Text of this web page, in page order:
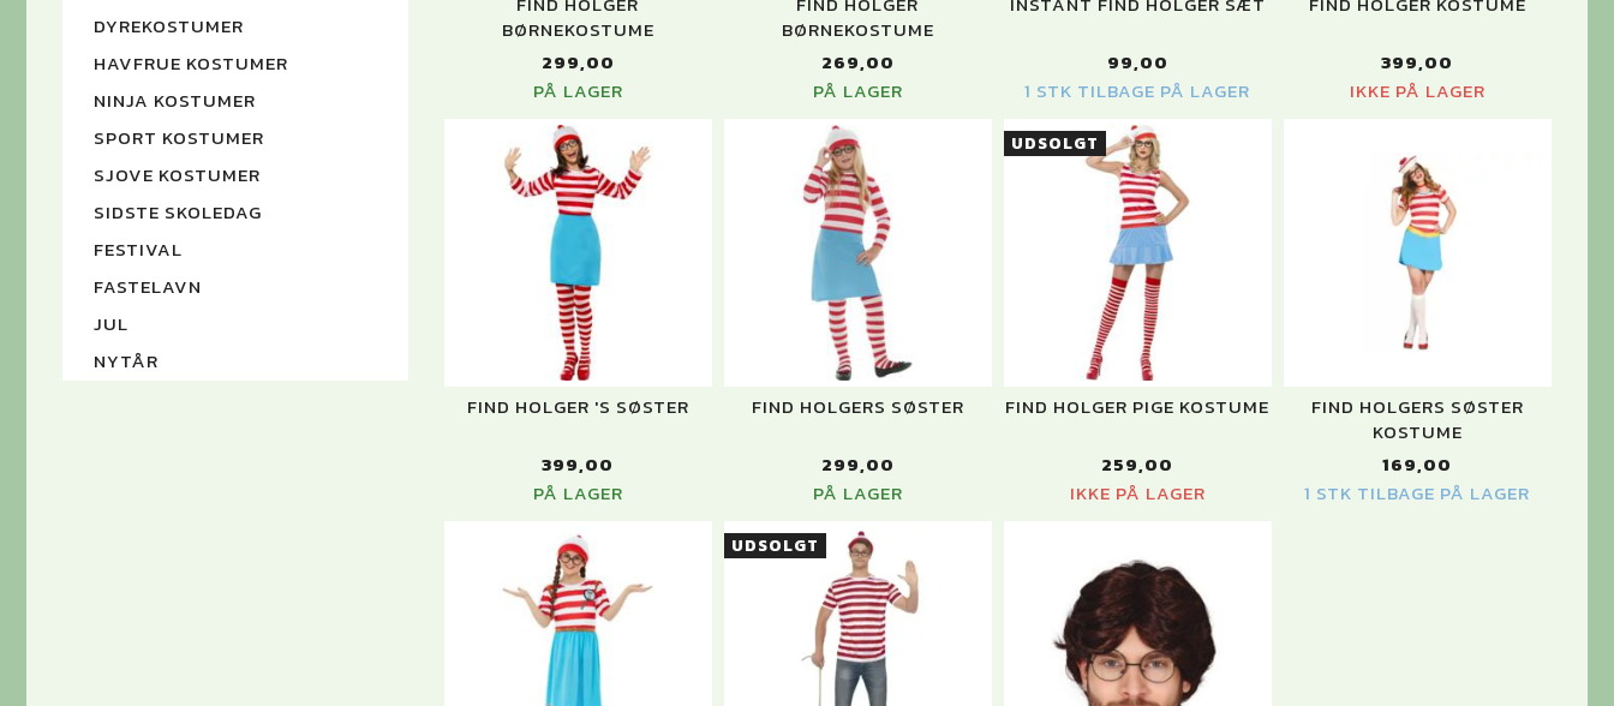
DYREKOSTUMER
HAVFRUE KOSTUMER
NINJA KOSTUMER
SPORT KOSTUMER
SJOVE KOSTUMER
SIDSTE SKOLEDAG
FESTIVAL
FASTELAVN
JUL
NYTÅR
BØRNEKOSTUME
299,00
PÅ LAGER
BØRNEKOSTUME
269,00
PÅ LAGER
99,00
1 STK TILBAGE PÅ LAGER
399,00
IKKE PÅ LAGER
FIND HOLGER 'S SØSTER
399,00
PÅ LAGER
FIND HOLGERS SØSTER
299,00
PÅ LAGER
UDSOLGT
FIND HOLGER PIGE KOSTUME
259,00
IKKE PÅ LAGER
FIND HOLGERS SØSTER
KOSTUME
169,00
1 STK TILBAGE PÅ LAGER
UDSOLGT